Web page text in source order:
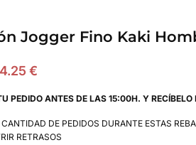
Jogger Fino Kaki
€
PEDIDO ANTES DE LAS 15:00H. Y
DE PEDIDOS DURANTE ESTAS
RETRASOS